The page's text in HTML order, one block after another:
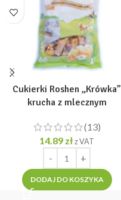
Cukierki Roshen „Krówka”
krucha z mlecznym
(13)
14.89 złz VAT
DODAJ DO KOSZYKA